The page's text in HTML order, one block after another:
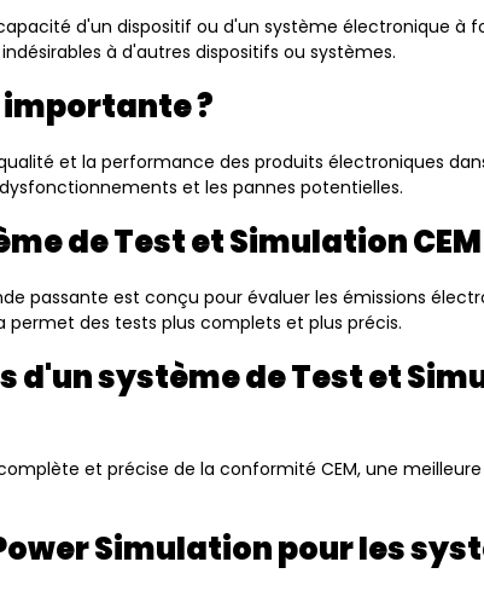
d'un dispositif ou d'un système électronique à
à d'autres dispositifs ou systèmes.
importante ?
et la performance des produits électroniques
et les pannes potentielles.
de Test et Simulation
passante est conçu pour évaluer les émissions
des tests plus complets et plus précis.
d'un système de Test et
et précise de la conformité CEM, une
Simulation pour les